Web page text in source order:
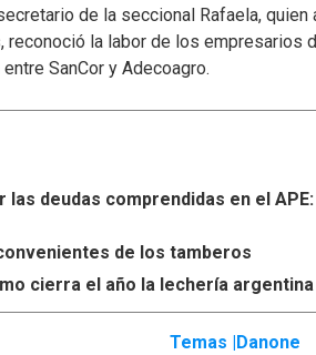
de la seccional Rafaela,
reconoció la labor de los
SanCor y Adecoagro.
las deudas comprendidas en el
de los tamberos
cierra el año la lechería argentina
Temas | Danone